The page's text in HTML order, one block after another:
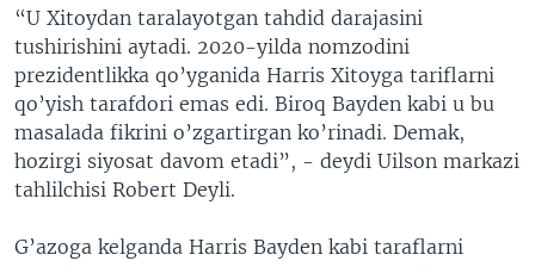
“U Xitoydan taralayotgan tahdid darajasini
tushirishini aytadi. 2020-yilda nomzodini
prezidentlikka qo’yganida Harris Xitoyga tariflarni
qo’yish tarafdori emas edi. Biroq Bayden kabi u bu
masalada fikrini o’zgartirgan ko’rinadi. Demak,
hozirgi siyosat davom etadi”, - deydi Uilson markazi
tahlilchisi Robert Deyli.
G’azoga kelganda Harris Bayden kabi taraflarni